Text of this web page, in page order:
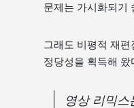
문제는 가시화되기
그래도 비평적 재
정당성을 획득해 왔
영상 리믹